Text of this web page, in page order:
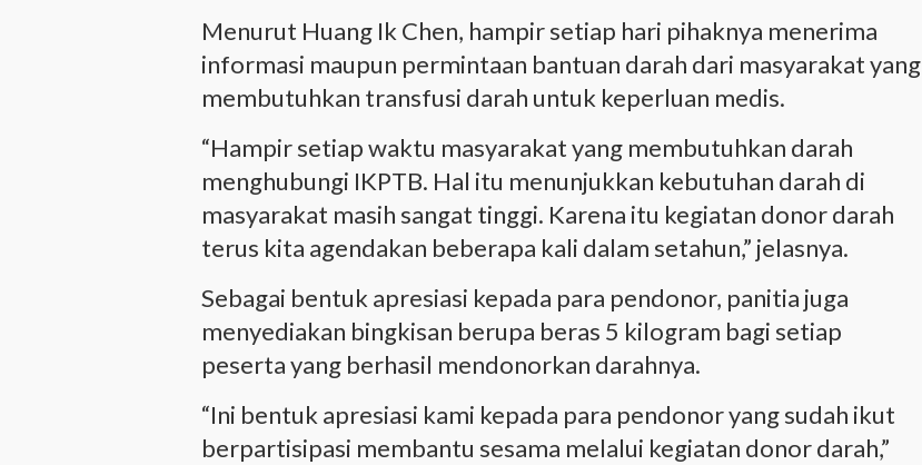
Menurut Huang Ik Chen, hampir setiap hari pihaknya menerima
informasi maupun permintaan bantuan darah dari masyarakat yang
membutuhkan transfusi darah untuk keperluan medis.
“Hampir setiap waktu masyarakat yang membutuhkan darah
menghubungi IKPTB. Hal itu menunjukkan kebutuhan darah di
masyarakat masih sangat tinggi. Karena itu kegiatan donor darah
terus kita agendakan beberapa kali dalam setahun,” jelasnya.
Sebagai bentuk apresiasi kepada para pendonor, panitia juga
menyediakan bingkisan berupa beras 5 kilogram bagi setiap
peserta yang berhasil mendonorkan darahnya.
“Ini bentuk apresiasi kami kepada para pendonor yang sudah ikut
berpartisipasi membantu sesama melalui kegiatan donor darah,”